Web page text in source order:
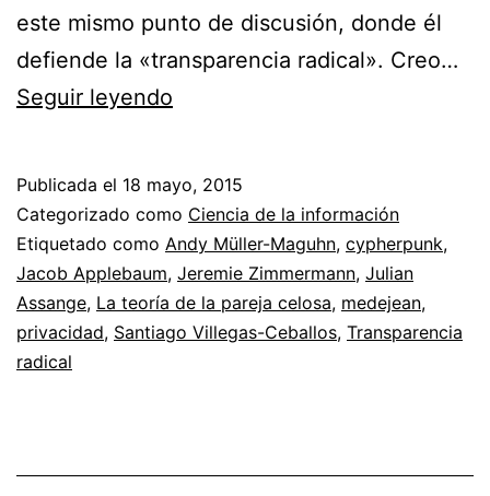
este mismo punto de discusión, donde él
defiende la «transparencia radical». Creo…
Seguir leyendo
la
pareja
celosa
y
Publicada el 18 mayo, 2015
Categorizado como Ciencia de la información
Etiquetado como Andy Müller-Maguhn, cypherpunk,
Jacob Applebaum, Jeremie Zimmermann, Julian
Assange, La teoría de la pareja celosa, medejean,
privacidad, Santiago Villegas-Ceballos, Transparencia
radical